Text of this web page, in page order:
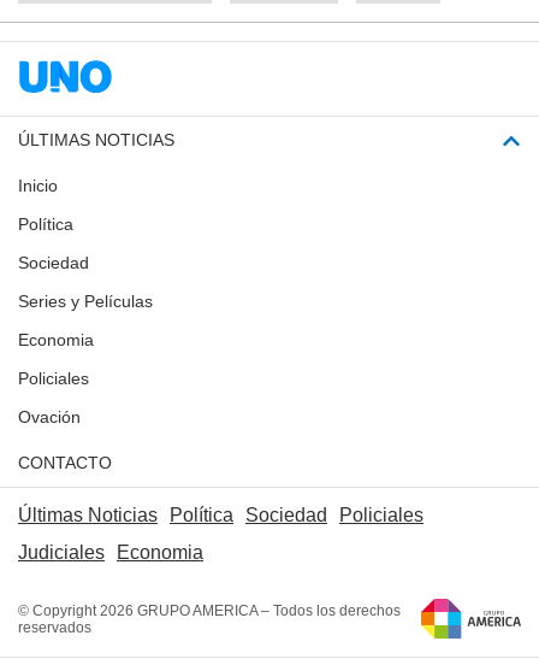
ÚLTIMAS NOTICIAS
Inicio
Política
Sociedad
Series y Películas
Economia
Policiales
Ovación
CONTACTO
Últimas Noticias Política Sociedad
Policiales
Judiciales
Economia
© Copyright 2026 GRUPO AMERICA – Todos los derechos
reservados